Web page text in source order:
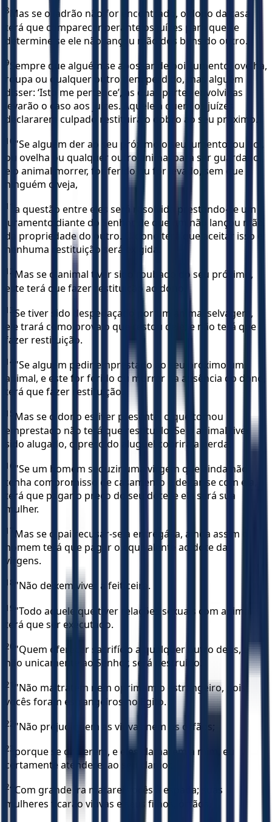
8
Mas se o ladrão não for encontrado, o dono da casa
terá que comparecer perante os juízes para que se
determine se ele não lançou mão dos bens do outro.
9Sempre que alguém se apossar de boi, jumento, ovelha,
roupa ou qualquer outro bem perdido, mas alguém
disser: ‘Isto me pertence’, as duas partes envolvidas
levarão o caso aos juízes. Aquele a quem os juízes
declararem culpado restituirá o dobro ao seu próximo.
10 "Se alguém der ao seu próximo o seu jumento, ou boi,
ou ovelha ou qualquer outro animal para ser guardado,
e o animal morrer, for ferido ou for levado, sem que
ninguém o veja,
11
a questão entre eles será resolvida prestando-se um
juramento diante do Senhor de que um não lançou mão
da propriedade do outro. O dono terá que aceitar isso e
nenhuma restituição será exigida.
12 Mas se o animal tiver sido roubado do seu próximo,
este terá que fazer restituição ao dono.
13 Se tiver sido despedaçado por um animal selvagem,
ele trará como prova o que restou dele; e não terá que
fazer restituição.
14 "Se alguém pedir emprestado ao seu próximo um
animal, e este for ferido ou morrer na ausência do dono,
terá que fazer restituição.
15 Mas se o dono estiver presente, o que tomou
emprestado não terá que restituí-lo. Se o animal tiver
sido alugado, o preço do aluguel cobrirá a perda.
16 "Se um homem seduzir uma virgem que ainda não
tenha compromisso de casamento e deitar-se com ela,
terá que pagar o preço do seu dote, e ela será sua
mulher.
17 Mas se o pai recusar-se a entregá-la, ainda assim o
homem terá que pagar o equivalente ao dote das
virgens.
18 "Não deixem viver a feiticeira.
19 "Todo aquele que tiver relações sexuais com animal
terá que ser executado.
20 "Quem oferecer sacrifício a qualquer outro deus, e
não unicamente ao Senhor, será destruído.
21
"Não maltratem nem oprimam o estrangeiro, pois
vocês foram estrangeiros no Egito.
22 "Não prejudiquem as viúvas nem os órfãos;
23 porque se o fizerem, e eles clamarem a mim, eu
certamente atenderei ao seu clamor.
24 Com grande ira matarei vocês à espada; suas
mulheres ficarão viúvas e seus filhos, órfãos.